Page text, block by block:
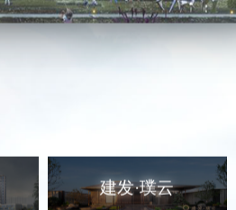
建发·璞云